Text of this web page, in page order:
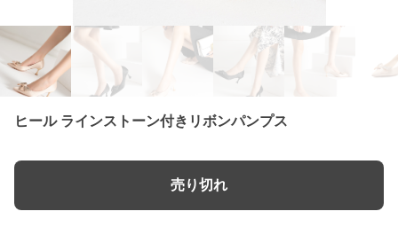
ヒール ラインストーン付きリボンパンプス
売り切れ